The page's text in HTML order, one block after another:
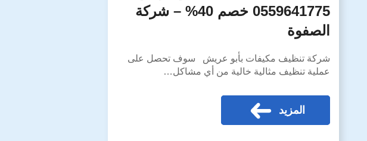
0559641775 خصم 40% – شركة
الصفوة
شركة تنظيف مكيفات بأبو عريش سوف تحصل على
عملية تنظيف مثالية خالية من أي مشاكل…
المزيد